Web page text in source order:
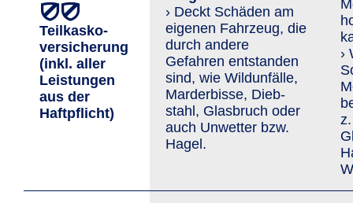
Teilkasko­
versicherung
(inkl. aller
Leis­tungen
aus der
Haftpflicht)
› Deckt Schäden am
eigenen Fahrzeug, die
durch andere
Gefahren entstanden
sind, wie Wild­unfälle,
Marder­bisse, Dieb­
stahl, Glasbruch oder
auch Un­wetter bzw.
Hagel.
›